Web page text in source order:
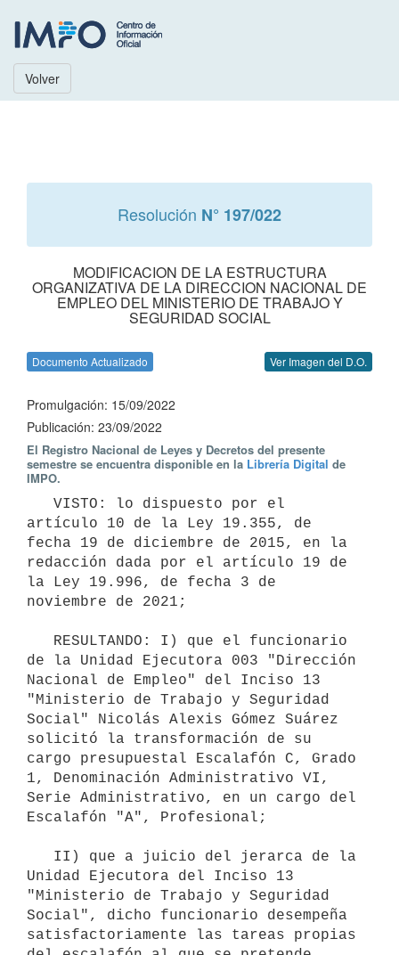
Volver
Resolución N° 197/022
MODIFICACION DE LA ESTRUCTURA
ORGANIZATIVA DE LA DIRECCION NACIONAL DE
EMPLEO DEL MINISTERIO DE TRABAJO Y
SEGURIDAD SOCIAL
Documento Actualizado Ver Imagen del D.O.
Promulgación: 15/09/2022
Publicación: 23/09/2022
El Registro Nacional de Leyes y Decretos del presente
semestre se encuentra disponible en la Librería Digital de
IMPO.
artículo 10 de la Ley 19.355, de
fecha 19 de diciembre de 2015, en la
redacción dada por el artículo 19 de
la Ley 19.996, de fecha 3 de
noviembre de 2021;
de la Unidad Ejecutora 003 "Dirección
Nacional de Empleo" del Inciso 13
"Ministerio de Trabajo y Seguridad
Social" Nicolás Alexis Gómez Suárez
solicitó la transformación de su
cargo presupuestal Escalafón C, Grado
1, Denominación Administrativo VI,
Serie Administrativo, en un cargo del
Escalafón "A", Profesional;
Unidad Ejecutora del Inciso 13
"Ministerio de Trabajo y Seguridad
Social", dicho funcionario desempeña
satisfactoriamente las tareas propias